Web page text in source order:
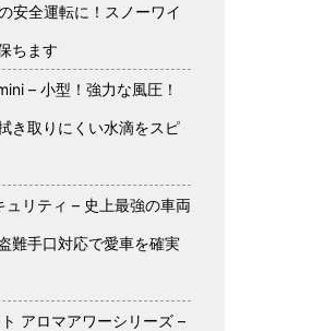
安全運転に！スノーワイ
ちます
– 小型！強力な風圧！
き取りにくい水滴をスピ
リティ – 史上最強の車両
難手口対応で愛車を確実
アロマアワーシリーズ –